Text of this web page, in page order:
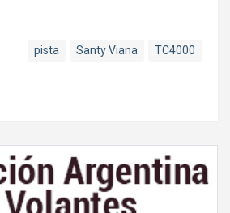
pista Santy Viana
TC4000